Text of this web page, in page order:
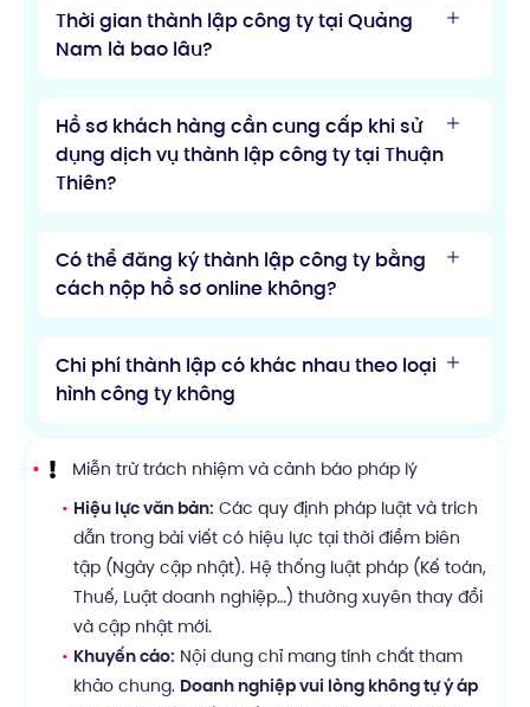
Thời gian thành lập công ty tại Quảng
Nam là bao lâu?
Hồ sơ khách hàng cần cung cấp khi sử
dụng dịch vụ thành lập công ty tại Thuận
Thiên?
Có thể đăng ký thành lập công ty bằng
cách nộp hồ sơ online không?
Chi phí thành lập có khác nhau theo loại
hình công ty không
Miễn trừ trách nhiệm và cảnh báo pháp lý
Hiệu lực văn bản: Các quy định pháp luật và trích
dẫn trong bài viết có hiệu lực tại thời điểm biên
tập (Ngày cập nhật). Hệ thống luật pháp (Kế toán,
Thuế, Luật doanh nghiệp…) thường xuyên thay đổi
và cập nhật mới.
Khuyến cáo: Nội dung chỉ mang tính chất tham
khảo chung. Doanh nghiệp vui lòng không tự ý áp